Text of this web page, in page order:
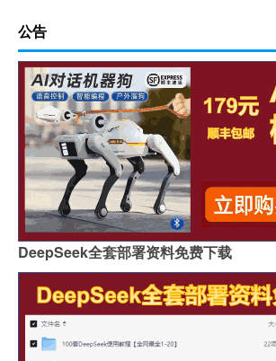
公告
DeepSeek全套部署资料免费下载